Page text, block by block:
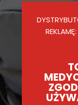
REKLAMĘ: